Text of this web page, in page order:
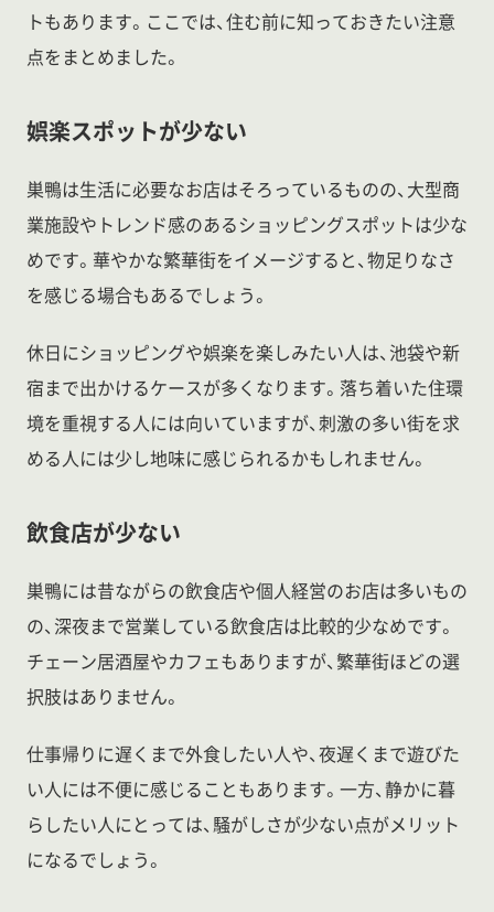
トもあります。ここでは、住む前に知っておきたい注意
点をまとめました。
娯楽スポットが少ない
巣鴨は生活に必要なお店はそろっているものの、大型商
業施設やトレンド感のあるショッピングスポットは少な
めです。華やかな繁華街をイメージすると、物足りなさ
を感じる場合もあるでしょう。
休日にショッピングや娯楽を楽しみたい人は、池袋や新
宿まで出かけるケースが多くなります。落ち着いた住環
境を重視する人には向いていますが、刺激の多い街を求
める人には少し地味に感じられるかもしれません。
飲食店が少ない
巣鴨には昔ながらの飲食店や個人経営のお店は多いもの
の、深夜まで営業している飲食店は比較的少なめです。
チェーン居酒屋やカフェもありますが、繁華街ほどの選
択肢はありません。
仕事帰りに遅くまで外食したい人や、夜遅くまで遊びた
い人には不便に感じることもあります。一方、静かに暮
らしたい人にとっては、騒がしさが少ない点がメリット
になるでしょう。